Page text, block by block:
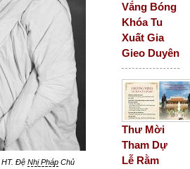
HT. Đệ Nhị Pháp Chủ
Vắng Bóng
Khóa Tu
Xuất Gia
Gieo Duyên
Thư Mời
Tham Dự
Lễ Rằm